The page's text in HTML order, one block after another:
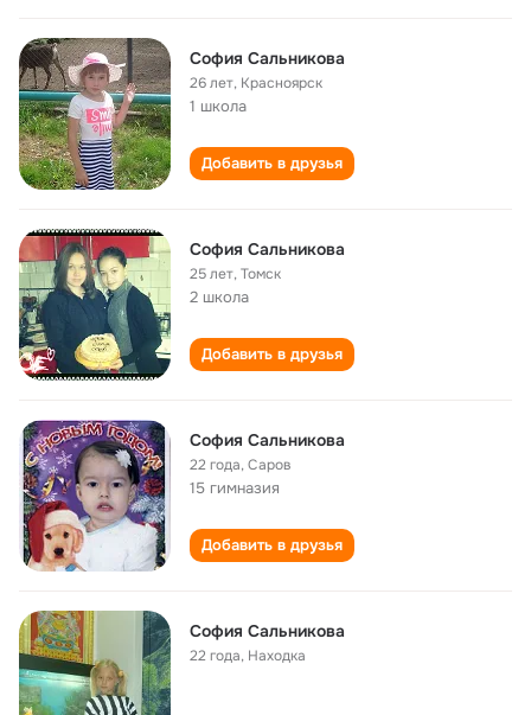
София Сальникова
26 лет, Красноярск
1 школа
Добавить в друзья
София Сальникова
25 лет,Томск
2 школа
Добавить в друзья
София Сальникова
22 года,Саров
15 гимназия
Добавить в друзья
София Сальникова
22 года, Находка